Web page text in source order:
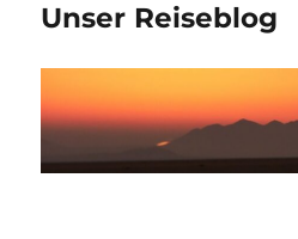
Unser Reiseblog